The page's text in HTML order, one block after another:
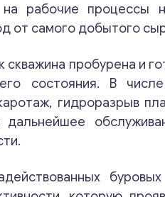
на рабочие процессы
от самого добытого
скважина пробурена и
состояния. В
гидроразрыв